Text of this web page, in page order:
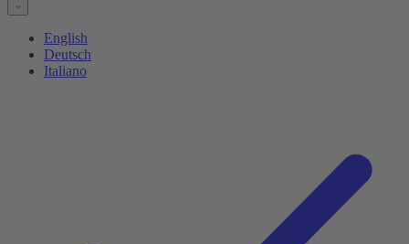
English
Deutsch
Italiano